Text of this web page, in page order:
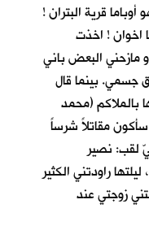
قرية البتران !
اخوان ! اخذت
البعض باني
جسمي. بينما قال
بالملاكم (محمد
مقاتلاً شرساً
لقب: نصير
راودتني الكثير
زوجتي عند